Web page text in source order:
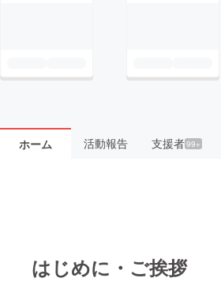
ホーム 活動報告 支援者99+
はじめに・ご挨拶